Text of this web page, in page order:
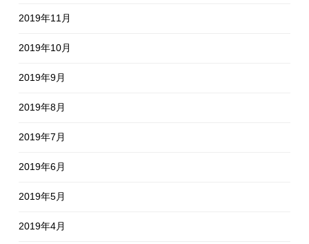
2019年11月
2019年10月
2019年9月
2019年8月
2019年7月
2019年6月
2019年5月
2019年4月